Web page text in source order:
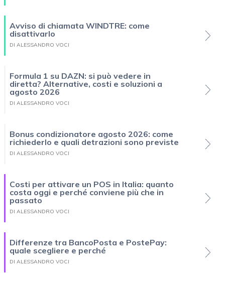
Avviso di chiamata WINDTRE: come
disattivarlo
DI ALESSANDRO VOCI
Formula 1 su DAZN: si può vedere in
diretta? Alternative, costi e soluzioni a
agosto 2026
DI ALESSANDRO VOCI
Bonus condizionatore agosto 2026: come
richiederlo e quali detrazioni sono previste
DI ALESSANDRO VOCI
Costi per attivare un POS in Italia: quanto
costa oggi e perché conviene più che in
passato
DI ALESSANDRO VOCI
Differenze tra BancoPosta e PostePay:
quale scegliere e perché
DI ALESSANDRO VOCI